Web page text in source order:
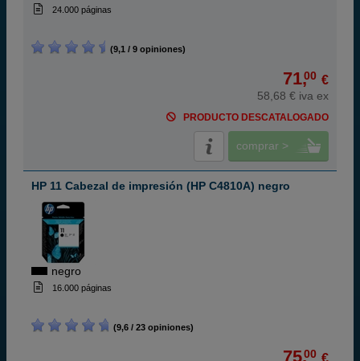
24.000 páginas
(9,1 / 9 opiniones)
71,00 €
58,68 € iva ex
PRODUCTO DESCATALOGADO
comprar >
HP 11 Cabezal de impresión (HP C4810A) negro
negro
16.000 páginas
(9,6 / 23 opiniones)
75,00 €